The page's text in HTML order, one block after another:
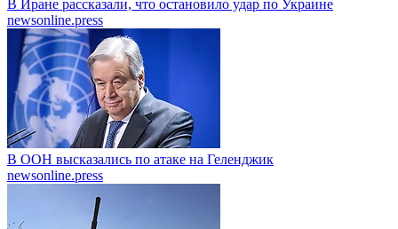
В Иране рассказали, что остановило удар по Украине
newsonline.press
В ООН высказались по атаке на Геленджик
newsonline.press